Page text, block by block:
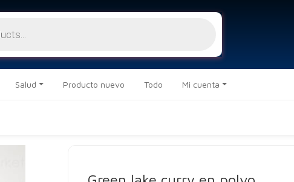
Salud Producto nuevo Todo Mi cuenta